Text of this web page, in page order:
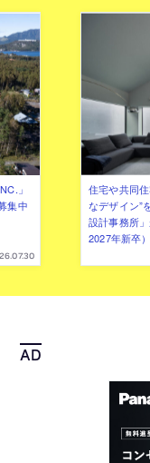
」
集中
住宅や共同
なデザイン”
設計事務所
2027年新卒